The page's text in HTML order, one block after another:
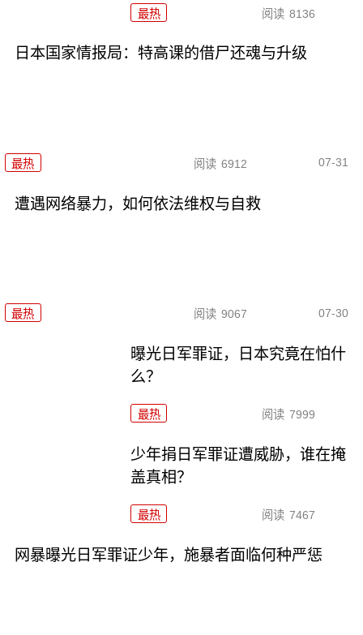
最热 阅读 8136
日本国家情报局：特高课的借尸还魂与升级
最热 阅读 6912 07-31
遭遇网络暴力，如何依法维权与自救
最热 阅读 9067 07-30
曝光日军罪证，日本究竟在怕什
么？
最热 阅读 7999
少年捐日军罪证遭威胁，谁在掩
盖真相？
最热 阅读 7467
网暴曝光日军罪证少年，施暴者面临何种严惩